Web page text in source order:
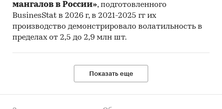
Категории: Потребительские товары /
Аптеки / Медицинские изделия
Потребительские товары / Аптеки /
Медицинские приборы
Промышленность / Электроника /
мангалов в России», подготовленного
BusinesStat в 2026 г, в 2021-2025 гг их
производство демонстрировало волатильность в
пределах от 2,5 до 2,9 млн шт.
Показать еще